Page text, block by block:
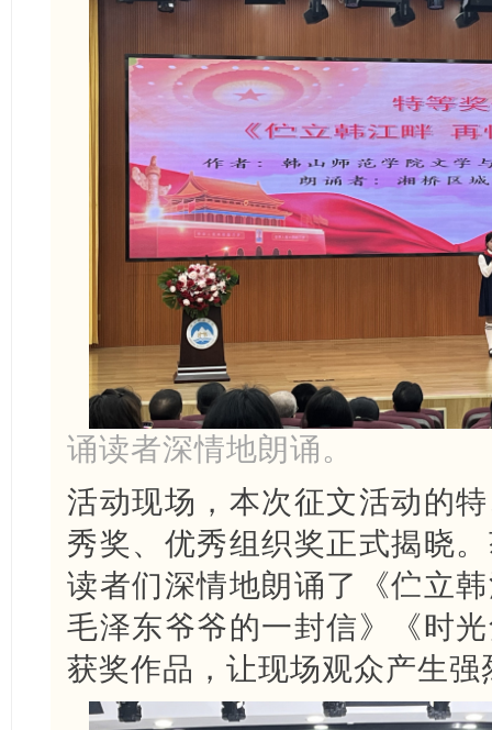
诵读者深情地朗诵。
活动现场，本次征文活动的
秀奖、优秀组织奖正式揭晓
读者们深情地朗诵了《伫立
毛泽东爷爷的一封信》《时
获奖作品，让现场观众产生